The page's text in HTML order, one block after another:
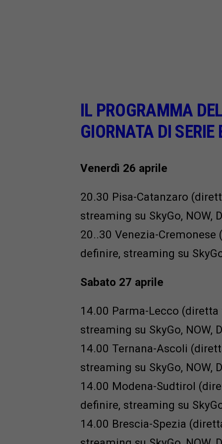
IL PROGRAMMA
GIORNATA DI SERIE
Venerdì 26 aprile
20.30 Pisa-Catanzaro
streaming su SkyGo, NOW,
20..30 Venezia-Cremonese
definire, streaming su
Sabato 27 aprile
14.00 Parma-Lecco
streaming su SkyGo, NOW,
14.00 Ternana-Ascoli
streaming su SkyGo, NOW,
14.00 Modena-Sudtirol
definire, streaming su
14.00 Brescia-Spezia